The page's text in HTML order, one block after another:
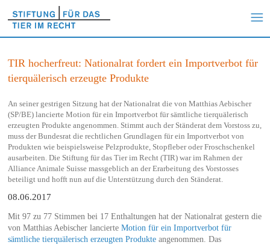
TIR hocherfreut: Nationalrat fordert ein Importverbot für
tierquälerisch erzeugte Produkte
An seiner gestrigen Sitzung hat der Nationalrat die von Matthias Aebischer
(SP/BE) lancierte Motion für ein Importverbot für sämtliche tierquälerisch
erzeugten Produkte angenommen. Stimmt auch der Ständerat dem Vorstoss zu,
muss der Bundesrat die rechtlichen Grundlagen für ein Importverbot von
Produkten wie beispielsweise Pelzprodukte, Stopfleber oder Froschschenkel
ausarbeiten. Die Stiftung für das Tier im Recht (TIR) war im Rahmen der
Alliance Animale Suisse massgeblich an der Erarbeitung des Vorstosses
beteiligt und hofft nun auf die Unterstützung durch den Ständerat.
08.06.2017
Mit 97 zu 77 Stimmen bei 17 Enthaltungen hat der Nationalrat gestern die
von Matthias Aebischer lancierte Motion für ein Importverbot für
sämtliche tierquälerisch erzeugten Produkteangenommen. Das